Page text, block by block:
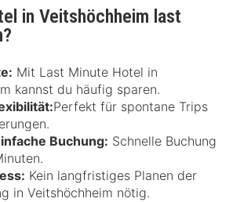
in Veitshöchheim last
Mit Last Minute Hotel in
kannst du häufig sparen.
Perfekt für spontane Trips
Buchung: Schnelle Buchung
Kein langfristiges Planen der
in Veitshöchheim nötig.